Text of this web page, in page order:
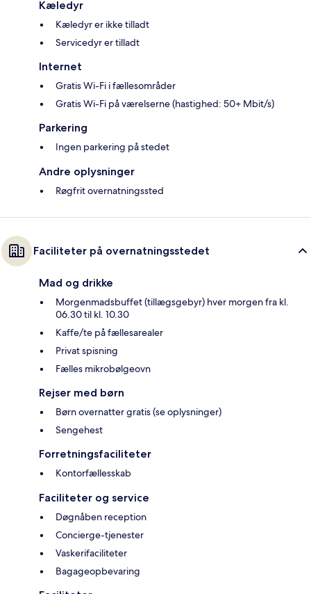
Kæledyr
Kæledyr er ikke tilladt
Servicedyr er tilladt
Internet
Gratis Wi-Fi i fællesområder
Gratis Wi-Fi på værelserne (hastighed: 50+ Mbit/s)
Parkering
Ingen parkering på stedet
Andre oplysninger
Røgfrit overnatningssted
Faciliteter på overnatningsstedet
Mad og drikke
Morgenmadsbuffet (tillægsgebyr) hver morgen fra kl.
06.30 til kl. 10.30
Kaffe/te på fællesarealer
Privat spisning
Fælles mikrobølgeovn
Rejser med børn
Børn overnatter gratis (se oplysninger)
Sengehest
Forretningsfaciliteter
Kontorfællesskab
Faciliteter og service
Døgnåben reception
Concierge-tjenester
Vaskerifaciliteter
Bagageopbevaring